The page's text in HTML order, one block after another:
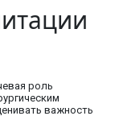
роль
важность